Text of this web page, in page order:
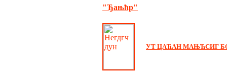
"Ђањћр"
УТ ЦАЋАН МАЊЋСИГ